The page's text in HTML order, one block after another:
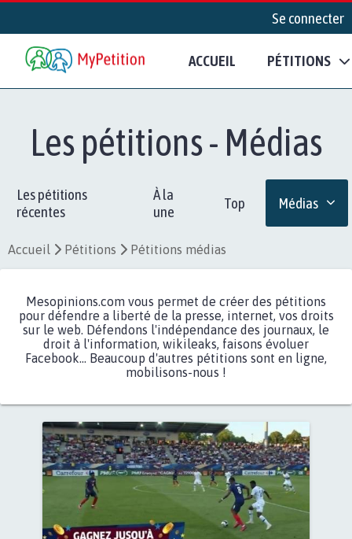
Se connecter
ACCUEIL PÉTITIONS
Les pétitions - Médias
Les pétitions
récentes
À la
une
Top Médias
Accueil Pétitions Pétitions médias
Mesopinions.com vous permet de créer des pétitions
pour défendre a liberté de la presse, internet, vos droits
sur le web. Défendons l'indépendance des journaux, le
droit à l'information, wikileaks, faisons évoluer
Facebook... Beaucoup d'autres pétitions sont en ligne,
mobilisons-nous !